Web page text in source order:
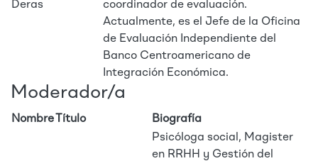
Deras
coordinador de evaluación.
Actualmente, es el Jefe de la Oficina
de Evaluación Independiente del
Banco Centroamericano de
Integración Económica.
Moderador/a
Nombre Título Biografía
Psicóloga social, Magister
en RRHH y Gestión del